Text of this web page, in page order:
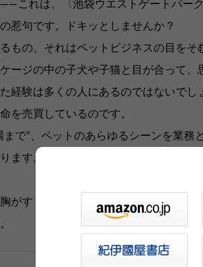
これは、〈池袋ウエストゲートパー
惹句です。ドキッとしませんか？
もの、それはペットビジネスの目をそ
ージの中の子犬や子猫と目が合って、
経験は多くの人にあるのではないでし
を売買しているのです。
まで”、ペットのあらゆるシーンを業務
ます。そんな残酷な世界を、著者の石
がすく思いをしながら、無責任に「か